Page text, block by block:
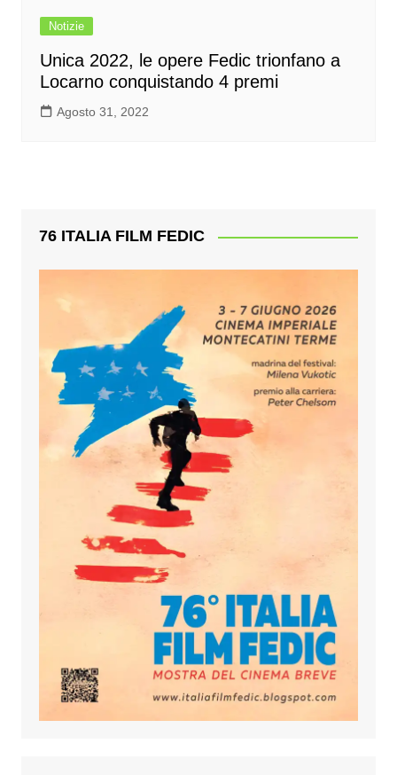
Notizie
Unica 2022, le opere Fedic trionfano a
Locarno conquistando 4 premi
Agosto 31, 2022
76 ITALIA FILM FEDIC